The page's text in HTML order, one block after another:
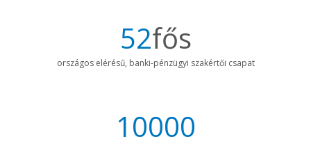
52fős
országos elérésű, banki-pénzügyi szakértői csapat
10000